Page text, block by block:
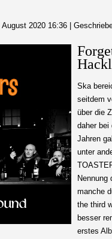
ARCHIV
2020 16:36
Ska
seitdem
über die
daher bei
Jahren
unter
Nennung
manche
the third
besser
erstes